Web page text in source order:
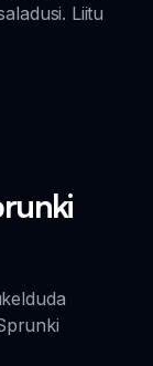
Liitu